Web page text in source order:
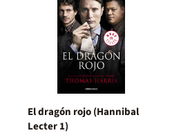
El dragón rojo (Hannibal
Lecter 1)